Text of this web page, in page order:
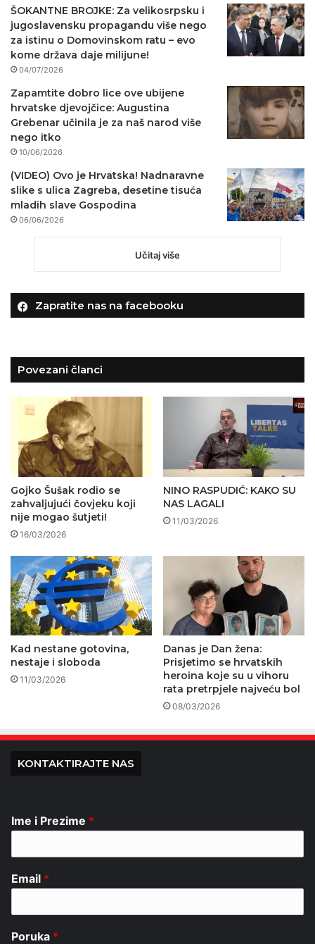
ŠOKANTNE BROJKE: Za velikosrpsku i
jugoslavensku propagandu više nego
za istinu o Domovinskom ratu – evo
kome država daje milijune!
04/07/2026
Zapamtite dobro lice ove ubijene
hrvatske djevojčice: Augustina
Grebenar učinila je za naš narod više
nego itko
10/06/2026
(VIDEO) Ovo je Hrvatska! Nadnaravne
slike s ulica Zagreba, desetine tisuća
mladih slave Gospodina
06/06/2026
Učitaj više
Zapratite nas na facebooku
Povezani članci
Gojko Šušak rodio se
zahvaljujući čovjeku koji
nije mogao šutjeti!
16/03/2026
NINO RASPUDIĆ: KAKO SU
NAS LAGALI
11/03/2026
Kad nestane gotovina,
nestaje i sloboda
11/03/2026
Danas je Dan žena:
Prisjetimo se hrvatskih
heroina koje su u vihoru
rata pretrpjele najveću bol
08/03/2026
KONTAKTIRAJTE NAS
Ime i Prezime *
Email *
Poruka *